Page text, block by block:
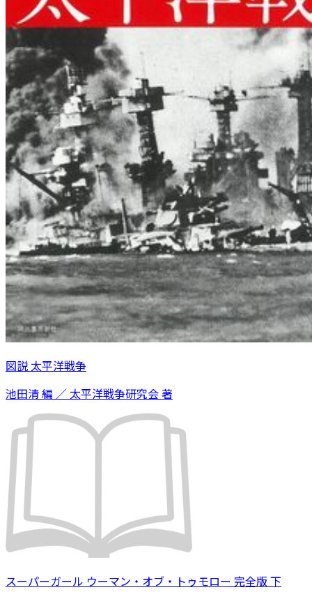
図説 太平洋戦争
池田清 編 ／ 太平洋戦争研究会 著
スーパーガール ウーマン・オブ・トゥモロー 完全版 下